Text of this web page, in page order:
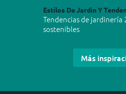
Estilos De Jardín Y
Tendencias de jardinería
sostenibles
Más